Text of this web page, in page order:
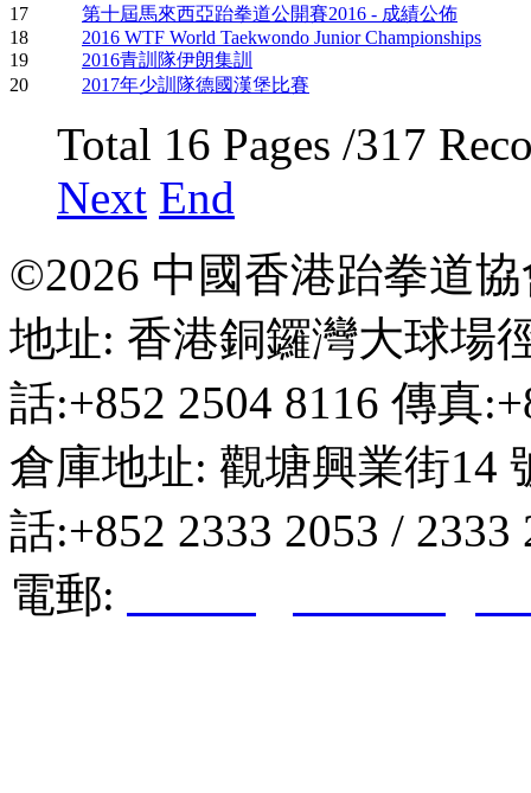
17
第十屆馬來西亞跆拳道公開賽2016 - 成績公佈
18
2016 WTF World Taekwondo Junior Championships
19
2016青訓隊伊朗集訓
20
2017年少訓隊德國漢堡比賽
Total 16 Pages /317
Next End
©2026 中國香港跆拳道
地址: 香港銅鑼灣大球場
話:+852 2504 8116 傳真
倉庫地址: 觀塘興業街14
話:+852 2333 2053 /
電郵: